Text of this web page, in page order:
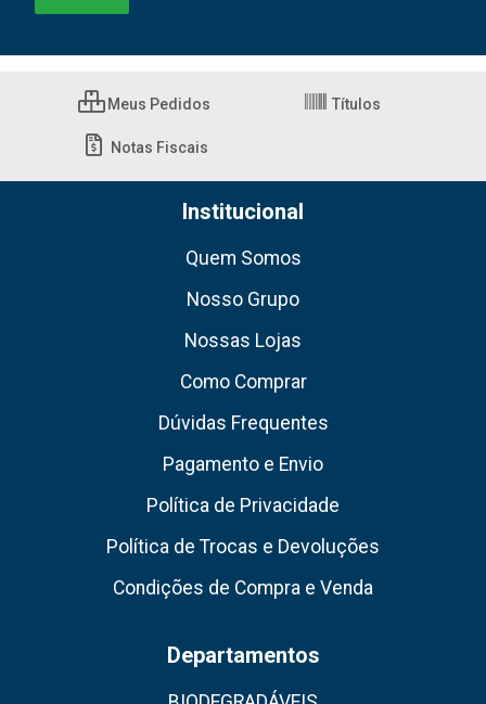
Meus Pedidos Títulos
Notas Fiscais
Institucional
Quem Somos
Nosso Grupo
Nossas Lojas
Como Comprar
Dúvidas Frequentes
Pagamento e Envio
Política de Privacidade
Política de Trocas e Devoluções
Condições de Compra e Venda
Departamentos